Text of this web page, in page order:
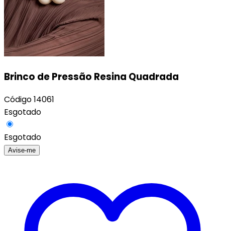
Brinco de Pressão Resina Quadrada
Código14061
Esgotado
Esgotado
Avise-me